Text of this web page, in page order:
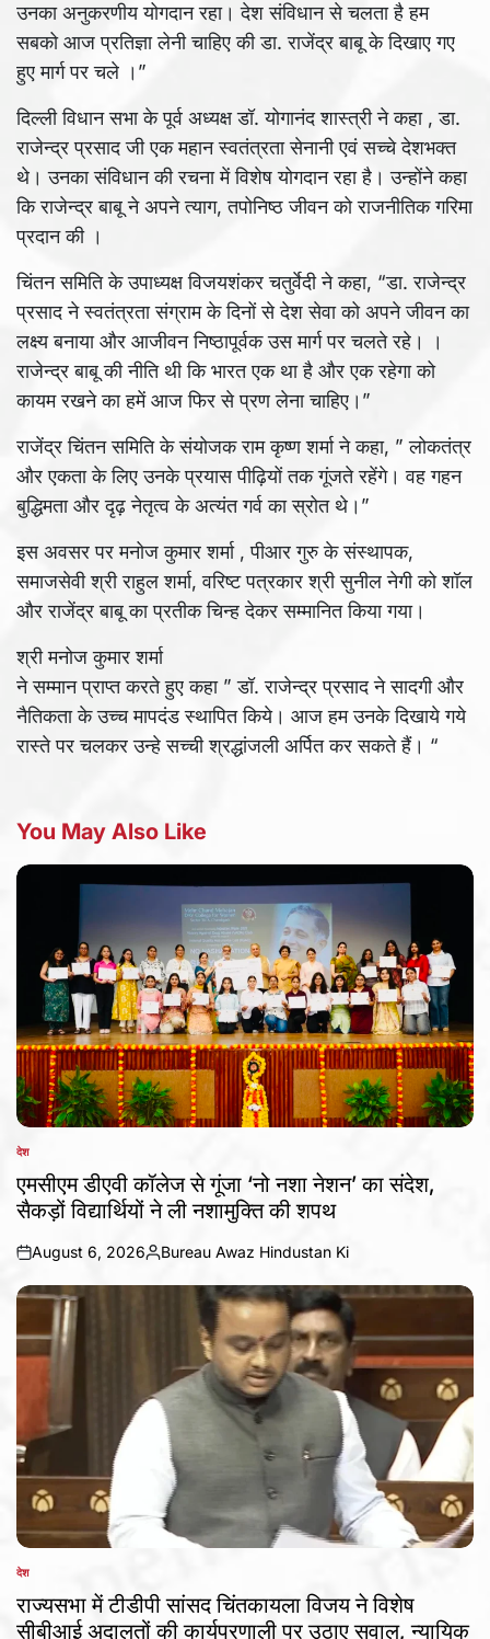
उनका अनुकरणीय योगदान रहा। देश संविधान से चलता है हम
सबको आज प्रतिज्ञा लेनी चाहिए की डा. राजेंद्र बाबू के दिखाए गए
हुए मार्ग पर चले ।”
दिल्ली विधान सभा के पूर्व अध्यक्ष डॉ. योगानंद शास्त्री ने कहा , डा.
राजेन्द्र प्रसाद जी एक महान स्वतंत्रता सेनानी एवं सच्चे देशभक्त
थे। उनका संविधान की रचना में विशेष योगदान रहा है। उन्होंने कहा
कि राजेन्द्र बाबू ने अपने त्याग, तपोनिष्ठ जीवन को राजनीतिक गरिमा
प्रदान की ।
चिंतन समिति के उपाध्यक्ष विजयशंकर चतुर्वेदी ने कहा, “डा. राजेन्द्र
प्रसाद ने स्वतंत्रता संग्राम के दिनों से देश सेवा को अपने जीवन का
लक्ष्य बनाया और आजीवन निष्ठापूर्वक उस मार्ग पर चलते रहे। ।
राजेन्द्र बाबू की नीति थी कि भारत एक था है और एक रहेगा को
कायम रखने का हमें आज फिर से प्रण लेना चाहिए।”
राजेंद्र चिंतन समिति के संयोजक राम कृष्ण शर्मा ने कहा, ” लोकतंत्र
और एकता के लिए उनके प्रयास पीढ़ियों तक गूंजते रहेंगे। वह गहन
बुद्धिमता और दृढ़ नेतृत्व के अत्यंत गर्व का स्रोत थे।”
इस अवसर पर मनोज कुमार शर्मा , पीआर गुरु के संस्थापक,
समाजसेवी श्री राहुल शर्मा, वरिष्ट पत्रकार श्री सुनील नेगी को शॉल
और राजेंद्र बाबू का प्रतीक चिन्ह देकर सम्मानित किया गया।
श्री मनोज कुमार शर्मा
ने सम्मान प्राप्त करते हुए कहा ” डॉ. राजेन्द्र प्रसाद ने सादगी और
नैतिकता के उच्च मापदंड स्थापित किये। आज हम उनके दिखाये गये
रास्ते पर चलकर उन्हे सच्ची श्रद्धांजली अर्पित कर सकते हैं। “
You May Also Like
POSTED
देश
एमसीएम डीएवी कॉलेज से गूंजा ‘नो नशा नेशन’ का संदेश,
सैकड़ों विद्यार्थियों ने ली नशामुक्ति की शपथ
on
August 6, 2026
Posted
by
Bureau Awaz Hindustan Ki
POSTED
देश
राज्यसभा में टीडीपी सांसद चिंतकायला विजय ने विशेष
सीबीआई अदालतों की कार्यप्रणाली पर उठाए सवाल, न्यायिक